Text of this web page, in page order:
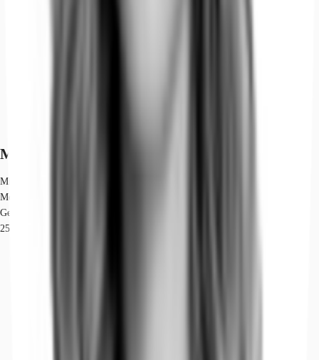
Marktinformationen
Mietmarkt
Moabit, Berlin
Gew. Ø-Miete
25 € / m²